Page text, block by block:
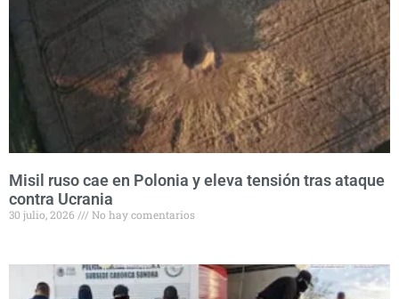
Misil ruso cae en Polonia y eleva tensión tras ataque
contra Ucrania
30 julio, 2026 No hay comentarios